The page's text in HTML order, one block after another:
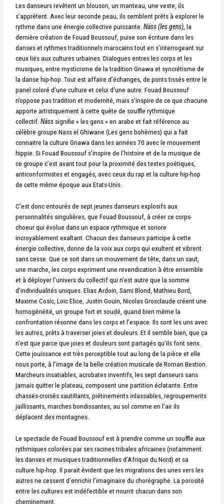
Les danseurs revêtent un blouson, un manteau, une veste, ils
s’apprêtent. Avec leur seconde peau, ils semblent prêts à explorer le
rythme dans une énergie collective puissante.Näss (les gens), la
dernière création de Fouad Boussouf, puise son écriture dans les
danses et rythmes traditionnels marocains tout en s’interrogeant sur
ceux liés aux cultures urbaines. Dialogues entres les corps et les
musiques, entre mysticisme de la tradition Gnawa et syncrétisme de
la danse hip-hop. Tout est affaire d’échanges, de ponts tissés entre le
panel coloré d’une culture et celui d’une autre. Fouad Boussouf
n’oppose pas tradition et modernité, mais s’inspire de ce que chacune
apporte artistiquement à cette quête de souffle rythmique
collectif.Näss signifie « les gens » en arabe et fait référence au
célèbre groupe Nass el Ghiwane (Les gens bohèmes) qui a fait
connaitre la culture Gnawa dans les années 70 avec le mouvement
hippie. Si Fouad Boussouf s’inspire de l’histoire et de la musique de
ce groupe c’est avant tout pour la proximité des textes poétiques,
anticonformistes et engagés, avec ceux du rap et la culture hip-hop
de cette même époque aux Etats-Unis.
C’est donc entourés de sept jeunes danseurs explosifs aux
personnalités singulières, que Fouad Boussouf, à créer ce corps-
choeur qui évolue dans un espace rythmique et sonore
incroyablement exaltant. Chacun des danseurs participe à cette
énergie collective, donne de la voix aux corps qui exultent et vibrent
sans cesse. Que ce soit dans un mouvement de tête, dans un saut,
une marche, les corps expriment une revendication à être ensemble
et à déployer l’univers du collectif qui n’est autre que la somme
d’individualités uniques. Elias Ardoin, Sami Blond, Mathieu Bord,
Maxime Cosic, Loïc Elice, Justin Gouin, Nicolas Grosclaude créent une
homogénéité, un groupe fort et soudé, quand bien même la
confrontation résonne dans les corps et l’espace. Ils sont les uns avec
les autres, prêts à traverser joies et douleurs. Et il semble bien, que ça
n’est que parce que joies et douleurs sont partagés qu’ils font sens.
Cette jouissance est très perceptible tout au long de la pièce et elle
nous porte, à l’image de la belle création musicale de Roman Bestion.
Marcheurs insatiables, acrobates inventifs, les sept danseurs sans
jamais quitter le plateau, composent une partition éclatante. Entre
chassés-croisés sautillants, piétinements inlassables, regroupements
jaillissants, marches bondissantes, au sol comme en l’air ils
déplacent des montagnes.
Le spectacle de Fouad Boussouf est à prendre comme un souffle aux
rythmiques colorées par ses racines tribales africaines (notamment
les danses et musiques traditionnelles d’Afrique du Nord) et sa
culture hip-hop. Il parait évident que les migrations des unes vers les
autres ne cessent d’enrichir l’imaginaire du chorégraphe. La porosité
entre les cultures est indéfectible et nourrit chacun dans son
cheminement.